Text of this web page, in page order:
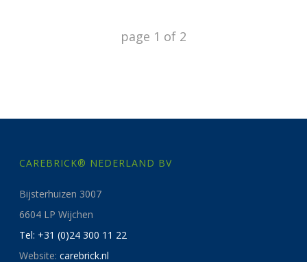
page 1 of 2
CAREBRICK® NEDERLAND BV
Bijsterhuizen 3007
6604 LP Wijchen
Tel: +31 (0)24 300 11 22
Website:carebrick.nl